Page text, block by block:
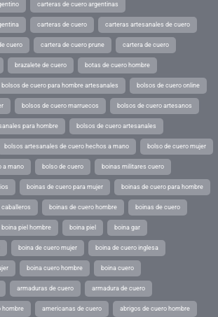
carteras de cuero argentinas
carteras de cuero carteras artesanales de cuero
cuero cartera de cuero prune cartera de cuero
brazalete de cuero botas de cuero hombre
bolsos de cuero para hombre artesanales bolsos de cuero online
bolsos de cuero marruecos bolsos de cuero artesanos
para hombre bolsos de cuero artesanales
bolsos artesanales de cuero hechos a mano bolso de cuero mujer
a mano bolso de cuero boinas militares cuero
boinas de cuero para mujer boinas de cuero para hombre
caballeros boinas de cuero hombre boinas de cuero
boina piel hombre boina piel boina gar
boina de cuero mujer boina de cuero inglesa
boina cuero hombre boina cuero
armaduras de cuero armadura de cuero
hombre americanas de cuero abrigos de cuero hombre